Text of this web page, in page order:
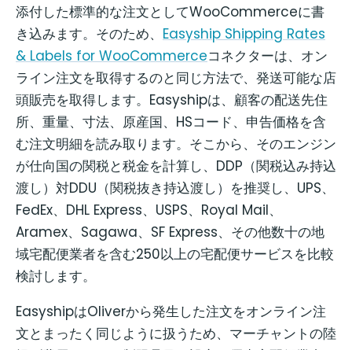
添付した標準的な注文としてWooCommerceに書
き込みます。そのため、 Easyship Shipping Rates
& Labels for WooCommerceコネクターは、オン
ライン注文を取得するのと同じ方法で、発送可能な店
頭販売を取得します。Easyshipは、顧客の配送先住
所、重量、寸法、原産国、HSコード、申告価格を含
む注文明細を読み取ります。そこから、そのエンジン
が仕向国の関税と税金を計算し、DDP（関税込み持込
渡し）対DDU（関税抜き持込渡し）を推奨し、UPS、
FedEx、DHL Express、USPS、Royal Mail、
Aramex、Sagawa、SF Express、その他数十の地
域宅配便業者を含む250以上の宅配便サービスを比較
検討します。
EasyshipはOliverから発生した注文をオンライン注
文とまったく同じように扱うため、マーチャントの陸